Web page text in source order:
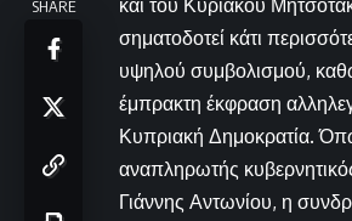
SHARE
και του Κυριάκου
σηματοδοτεί κάτι
υψηλού συμβολισμού,
έμπρακτη έκφραση
Κυπριακή Δημοκρατία.
αναπληρωτής
Γιάννης Αντωνίου, η